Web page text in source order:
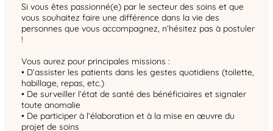
Si vous êtes passionné(e) par le secteur des soins et que
vous souhaitez faire une différence dans la vie des
personnes que vous accompagnez, n’hésitez pas à postuler
!
Vous aurez pour principales missions :
• D’assister les patients dans les gestes quotidiens (toilette,
habillage, repas, etc.)
• De surveiller l’état de santé des bénéficiaires et signaler
toute anomalie
• De participer à l’élaboration et à la mise en œuvre du
projet de soins